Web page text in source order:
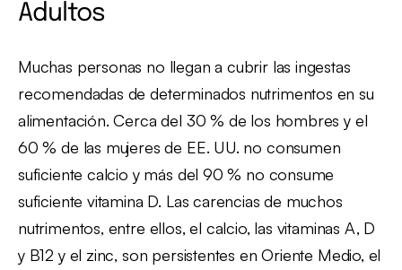
Adultos
Muchas personas no llegan a cubrir las ingestas
recomendadas de determinados nutrimentos en su
alimentación. Cerca del 30 % de los hombres y el
60 % de las mujeres de EE. UU. no consumen
suficiente calcio y más del 90 % no consume
suficiente vitamina D. Las carencias de muchos
nutrimentos, entre ellos, el calcio, las vitaminas A, D
y B12 y el zinc, son persistentes en Oriente Medio, el